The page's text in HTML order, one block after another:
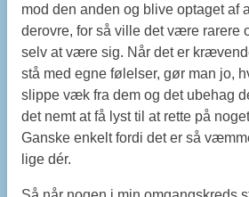
mod den anden og blive optaget af
derovre, for så ville det være rarere
selv at være sig. Når det er
stå med egne følelser, gør man jo,
slippe væk fra dem og det ubehag
det nemt at få lyst til at rette på
Ganske enkelt fordi det er så
lige dér.